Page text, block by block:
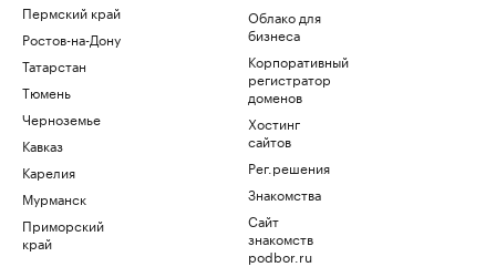
Пермский край
Ростов-на-Дону
Татарстан
Тюмень
Черноземье
Кавказ
Карелия
Мурманск
Приморский
край
Облако для
бизнеса
Корпоративный
регистратор
доменов
Хостинг
сайтов
Рег.решения
Знакомства
Сайт
знакомств
podbor.ru